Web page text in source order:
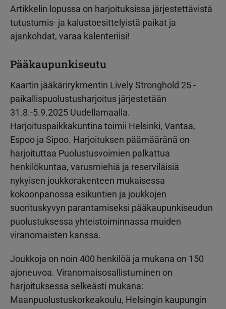
Artikkelin lopussa on harjoituksissa järjestettävistä
tutustumis- ja kalustoesittelyistä paikat ja
ajankohdat, varaa kalenteriisi!
Pääkaupunkiseutu
Kaartin jääkärirykmentin Lively Stronghold 25 -
paikallispuolustusharjoitus järjestetään
31.8.-5.9.2025 Uudellamaalla.
Harjoituspaikkakuntina toimii Helsinki, Vantaa,
Espoo ja Sipoo. Harjoituksen päämääränä on
harjoituttaa Puolustusvoimien palkattua
henkilökuntaa, varusmiehiä ja reserviläisiä
nykyisen joukkorakenteen mukaisessa
kokoonpanossa esikuntien ja joukkojen
suorituskyvyn parantamiseksi pääkaupunkiseudun
puolustuksessa yhteistoiminnassa muiden
viranomaisten kanssa.
Joukkoja on noin 400 henkilöä ja mukana on 150
ajoneuvoa. Viranomaisosallistuminen on
harjoituksessa selkeästi mukana:
Maanpuolustuskorkeakoulu, Helsingin kaupungin